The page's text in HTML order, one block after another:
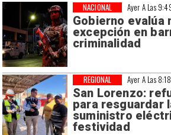
Ayer A Las
Gobierno evalúa
excepción en
criminalidad
NACIONAL
Ayer A Las 8:18
San Lorenzo:
para resguardar
suministro
festividad
REGIONAL